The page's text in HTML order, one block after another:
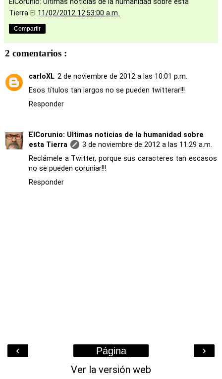
Tierra El 11/02/2012 12:53:00 a.m.
Compartir
2 comentarios :
carloXL 2 de noviembre de 2012 a las 10:01 p.m.
Esos títulos tan largos no se pueden twitterar!!!
Responder
ElCorunio: Ultimas noticias de la humanidad sobre
esta Tierra
3 de noviembre de 2012 a las 11:29 a.m.
Reclámele a Twitter, porque sus caracteres tan escasos
no se pueden coruniar!!!
Responder
‹ ›
Página
Principal
Ver la versión web